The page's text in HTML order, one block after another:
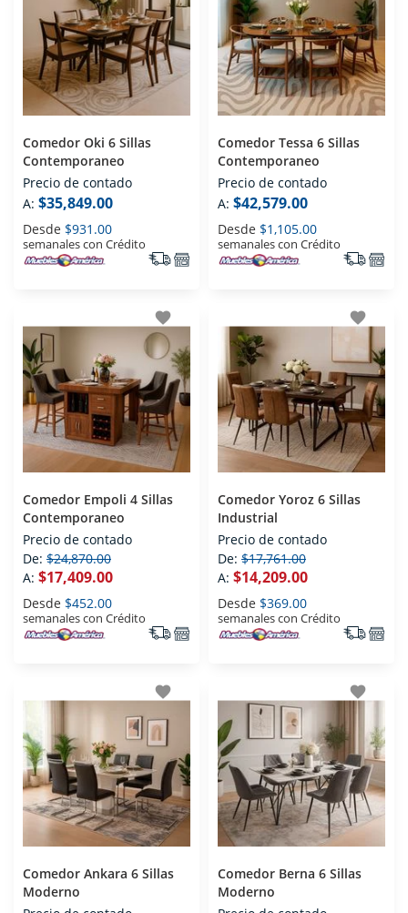
Comedor Oki 6 Sillas
Contemporaneo
Precio de contado
A: $35,849.00
Desde $931.00
semanales con Crédito
Comedor Tessa 6 Sillas
Contemporaneo
Precio de contado
A: $42,579.00
Desde $1,105.00
semanales con Crédito
favorite
Comedor Empoli 4 Sillas
Contemporaneo
Precio de contado
De: $24,870.00
A: $17,409.00
Desde $452.00
semanales con Crédito
favorite
Comedor Yoroz 6 Sillas
Industrial
Precio de contado
De: $17,761.00
A: $14,209.00
Desde $369.00
semanales con Crédito
favorite
Comedor Ankara 6 Sillas
Moderno
favorite
Comedor Berna 6 Sillas
Moderno